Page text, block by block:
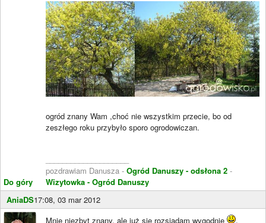
Do góry
ogród znany Wam ,choć nie wszystkim przecie, bo od
zeszłego roku przybyło sporo ogrodowiczan.
pozdrawiam Danusza - Ogród Danuszy - odsłona 2 -
Wizytowka - Ogród Danuszy
AniaDS17:08, 03 mar 2012
Mnie niezbyt znany, ale już się rozsiadam wygodnie
.